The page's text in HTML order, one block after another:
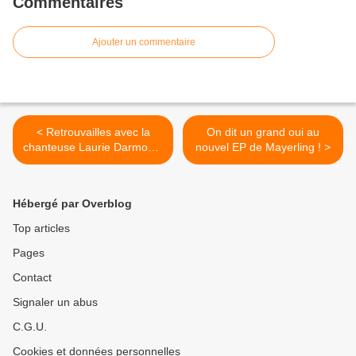
Ajouter un commentaire
< Retrouvailles avec la
chanteuse Laurie Darmon à
l’occasion de la sortie de
On dit un grand oui au
nouvel EP de Mayerling ! >
Hébergé par Overblog
Top articles
Pages
Contact
Signaler un abus
C.G.U.
Cookies et données personnelles